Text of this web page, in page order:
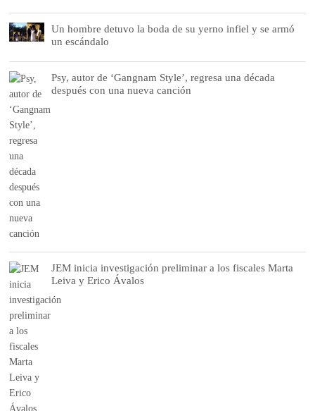
Un hombre detuvo la boda de su yerno infiel y se armó
un escándalo
Psy, autor de ‘Gangnam Style’, regresa una década
después con una nueva canción
JEM inicia investigación preliminar a los fiscales Marta
Leiva y Erico Ávalos